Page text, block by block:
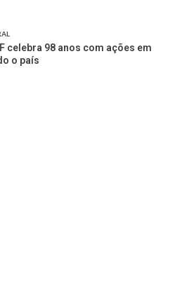
celebra 98 anos com ações em
o país